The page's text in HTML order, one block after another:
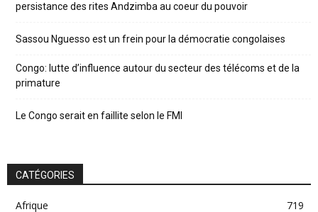
persistance des rites Andzimba au coeur du pouvoir
Sassou Nguesso est un frein pour la démocratie congolaises
Congo: lutte d’influence autour du secteur des télécoms et de la
primature
Le Congo serait en faillite selon le FMI
CATÉGORIES
Afrique
719